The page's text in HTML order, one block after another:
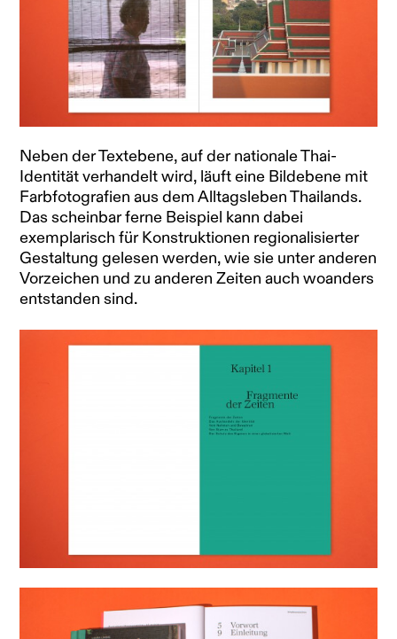
Neben der Textebene, auf der nationale Thai-
Identität verhandelt wird, läuft eine Bildebene mit
Farbfotografien aus dem Alltagsleben Thailands.
Das scheinbar ferne Beispiel kann dabei
exemplarisch für Konstruktionen regionalisierter
Gestaltung gelesen werden, wie sie unter anderen
Vorzeichen und zu anderen Zeiten auch woanders
entstanden sind.